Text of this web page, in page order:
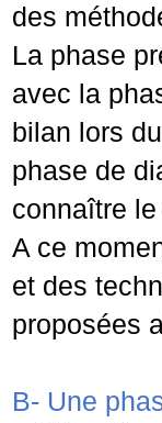
des
La phase
avec la
bilan lors
phase de
connaître
A ce
et des
proposées
B- Une